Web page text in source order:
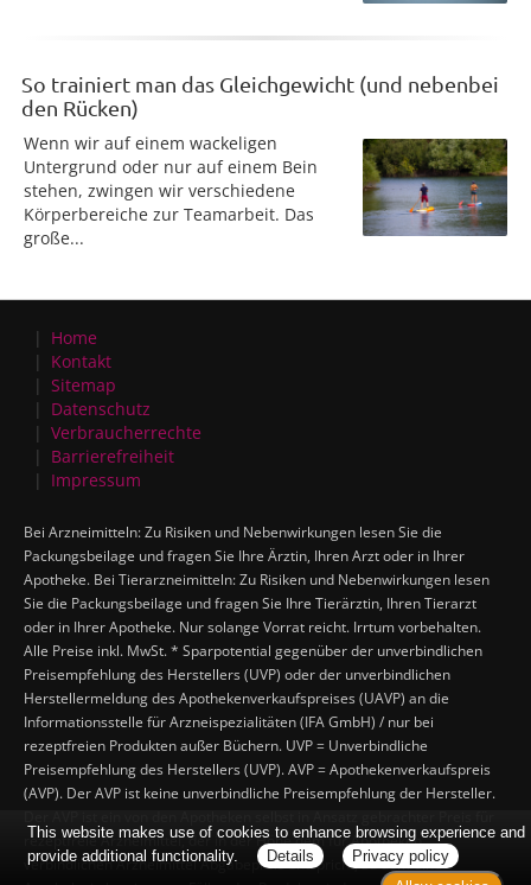
So trainiert man das Gleichgewicht (und nebenbei
den Rücken)
Wenn wir auf einem wackeligen
Untergrund oder nur auf einem Bein
stehen, zwingen wir verschiedene
Körperbereiche zur Teamarbeit. Das
große...
Home
Kontakt
Sitemap
Datenschutz
Verbraucherrechte
Barrierefreiheit
Impressum
Bei Arzneimitteln: Zu Risiken und Nebenwirkungen lesen Sie die
Packungsbeilage und fragen Sie Ihre Ärztin, Ihren Arzt oder in Ihrer
Apotheke. Bei Tierarzneimitteln: Zu Risiken und Nebenwirkungen lesen
Sie die Packungsbeilage und fragen Sie Ihre Tierärztin, Ihren Tierarzt
oder in Ihrer Apotheke. Nur solange Vorrat reicht. Irrtum vorbehalten.
Alle Preise inkl. MwSt. * Sparpotential gegenüber der unverbindlichen
Preisempfehlung des Herstellers (UVP) oder der unverbindlichen
Herstellermeldung des Apothekenverkaufspreises (UAVP) an die
Informationsstelle für Arzneispezialitäten (IFA GmbH) / nur bei
rezeptfreien Produkten außer Büchern. UVP = Unverbindliche
Preisempfehlung des Herstellers (UVP). AVP = Apothekenverkaufspreis
(AVP). Der AVP ist keine unverbindliche Preisempfehlung der Hersteller.
rezeptfreie Arzneimittel, der in der Höhe dem für Apotheken
verbindlichen Arzneimittel Abgabepreis entspricht, zu dem eine
This website makes use of cookies to enhance browsing experience and
provide additional functionality.
Details
Privacy policy